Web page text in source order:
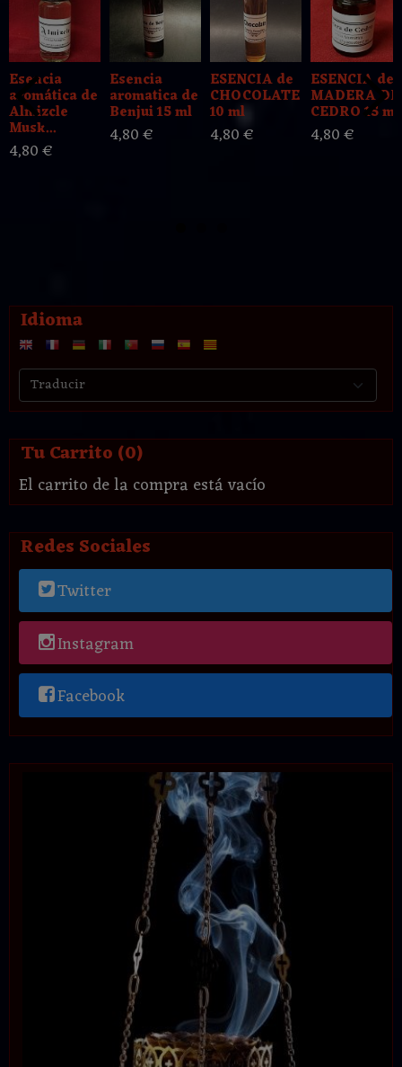
Idioma
Tu Carrito (0)
El carrito de la compra está vacío
Redes Sociales
Twitter
Instagram
Facebook
Esencia
aromática de
Almizcle
Musk...
4,80 €
Esencia
aromatica de
Benjui 15 ml
4,80 €
ESENCIA de
CHOCOLATE
10 ml
4,80 €
ESENCIA de
MADERA DE
CEDRO 15 ml
4,80 €